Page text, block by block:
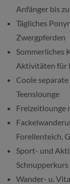
Anfänger bis
Tägliches
Zwergpferden
Sommerliches
Aktivitäten für
Coole
Teenslounge
Freizeitlounge
Forellenteich,
Sport- und
Schnupperkurs
Wander- u.